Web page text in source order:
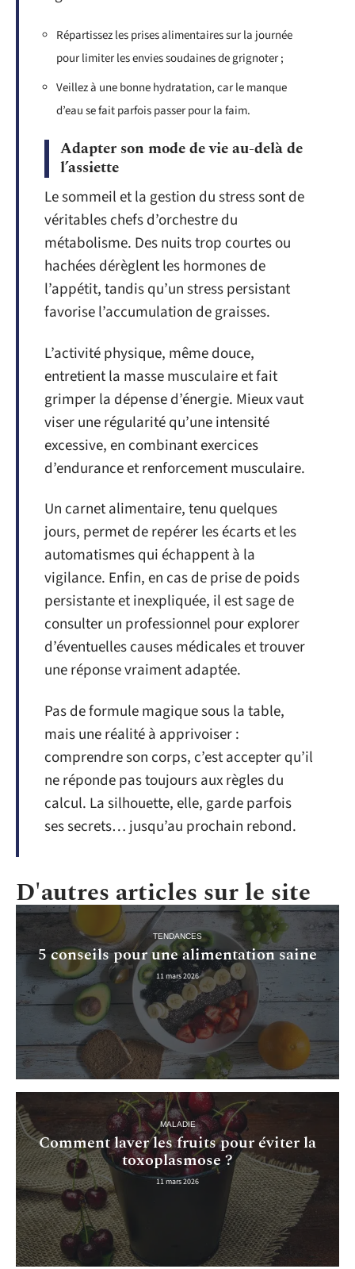
Répartissez les prises alimentaires sur la journée
pour limiter les envies soudaines de grignoter ;
Veillez à une bonne hydratation, car le manque
d’eau se fait parfois passer pour la faim.
Adapter son mode de vie au-delà de
l’assiette
Le sommeil et la gestion du stress sont de
véritables chefs d’orchestre du
métabolisme. Des nuits trop courtes ou
hachées dérèglent les hormones de
l’appétit, tandis qu’un stress persistant
favorise l’accumulation de graisses.
L’activité physique, même douce,
entretient la masse musculaire et fait
grimper la dépense d’énergie. Mieux vaut
viser une régularité qu’une intensité
excessive, en combinant exercices
d’endurance et renforcement musculaire.
Un carnet alimentaire, tenu quelques
jours, permet de repérer les écarts et les
automatismes qui échappent à la
vigilance. Enfin, en cas de prise de poids
persistante et inexpliquée, il est sage de
consulter un professionnel pour explorer
d’éventuelles causes médicales et trouver
une réponse vraiment adaptée.
Pas de formule magique sous la table,
mais une réalité à apprivoiser :
comprendre son corps, c’est accepter qu’il
ne réponde pas toujours aux règles du
calcul. La silhouette, elle, garde parfois
ses secrets… jusqu’au prochain rebond.
D'autres articles sur le site
TENDANCES
5 conseils pour une alimentation saine
11 mars 2026
MALADIE
Comment laver les fruits pour éviter la
toxoplasmose ?
11 mars 2026